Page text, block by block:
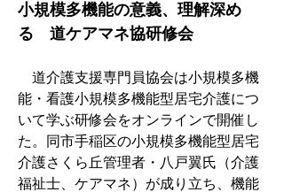
小規模多機能の意義、理解深め
る　道ケアマネ協研修会
道介護支援専門員協会は小規模多機
能・看護小規模多機能型居宅介護につ
いて学ぶ研修会をオンラインで開催し
た。同市手稲区の小規模多機能型居宅
介護さくら丘管理者・八戸翼氏（介護
福祉士、ケアマネ）が成り立ち、機能